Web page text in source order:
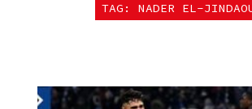
TAG: NADER EL-